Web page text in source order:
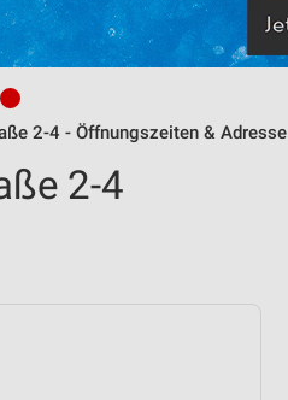
2-4 - Öffnungszeiten & Adresse
2-4